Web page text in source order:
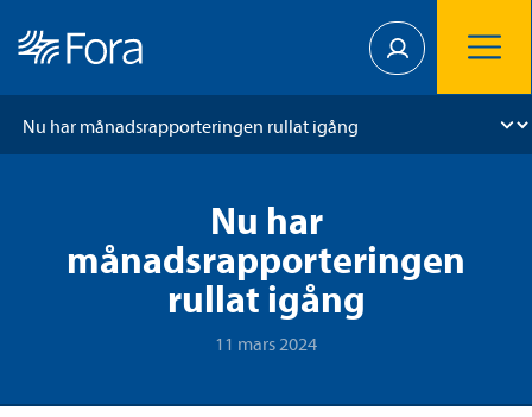
Nu har
månadsrapporteringen
rullat igång
11 mars 2024